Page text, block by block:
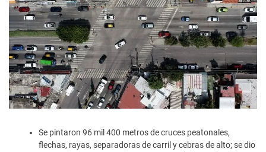
Se pintaron 96 mil 400 metros de cruces peatonales,
flechas, rayas, separadoras de carril y cebras de alto; se dio